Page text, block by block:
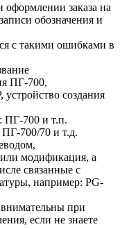
заказа на
обозначения и
с такими ошибками в
ПГ-700,
создания
ПГ-700 и т.п.
700/70 и т.д.
модификация, а
связанные с
например: PG-
внимательны при
если не знаете